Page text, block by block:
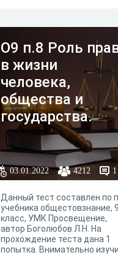
О9 п.8 Роль
в жизни
человека,
общества и
государства.
03.01.2022 4212 1
Данный тест составлен по
учебника общестовзнание, 9
класс, УМК Просвещение,
автор Боголюбов Л.Н. На
прохождение теста дана 1
попытка. Внимательно